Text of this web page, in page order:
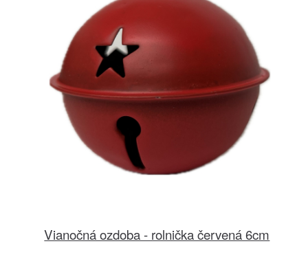
Vianočná ozdoba - rolnička červená 6cm